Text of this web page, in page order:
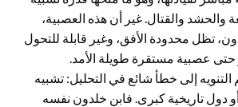
والحشد والقتال. غير أن هذه العصبية،
تظل محدودة الأفق، وغير قابلة للتحول
حتى عصبية مستقرة طويلة الأمد.
إلى خطأ شائع في التحليل: تشبيه
دول تاريخية كبرى. فابن خلدون نفسه